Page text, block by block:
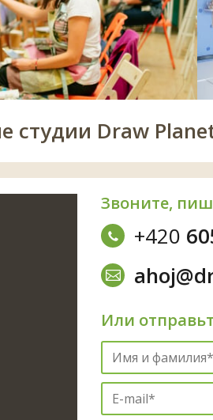
студии Draw
Звоните,
+420
Или